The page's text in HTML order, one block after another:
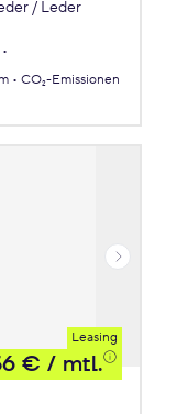
/ Leder
CO₂-Emissionen
Leasing
€ / mtl.